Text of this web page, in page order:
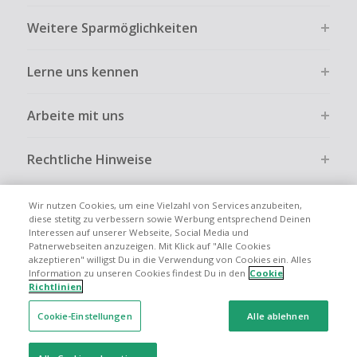
Cashback-Betrag vom tatsächlich gezahlten Betrag
Enthält ein Einkauf Produkte mit unterschiedlichen
Umfang eines privaten Nutzens entsprechen.
Die hier angezeigten Informationen können sich ändern.
Es gelten die Allgemeinen Geschäftsbedingungen von
TopCashback sowie die Bedingungen des jeweiligen
Händlers.
Stornierung, Kündigung eines Abonnements oder Widerruf
Gewerbliche, Reseller- oder ungewöhnlich große
Cashback ausgeschlossen.
über TopCashback gestartet wurde.
Weitere Sparmöglichkeiten
Lerne uns kennen
Arbeite mit uns
Rechtliche Hinweise
Globale Websites UK US CN JP FR AU
© 2005 - 2026 TopCashback Group Limited
Wir nutzen Cookies, um eine Vielzahl von Services anzubeiten,
diese stetitg zu verbessern sowie Werbung entsprechend Deinen
Interessen auf unserer Webseite, Social Media und
Patnerwebseiten anzuzeigen. Mit Klick auf "Alle Cookies
akzeptieren" willigst Du in die Verwendung von Cookies ein. Alles
Information zu unseren Cookies findest Du in den Cookie
Richtlinien
Cookie-Einstellungen Alle ablehnen